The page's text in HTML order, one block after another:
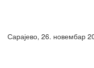
Сарајево, 26. новембар